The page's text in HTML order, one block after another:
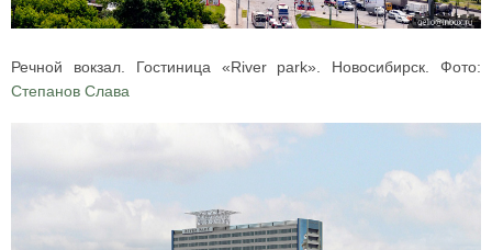
Речной вокзал. Гостиница «River park». Новосибирск. Фото:
Степанов Слава